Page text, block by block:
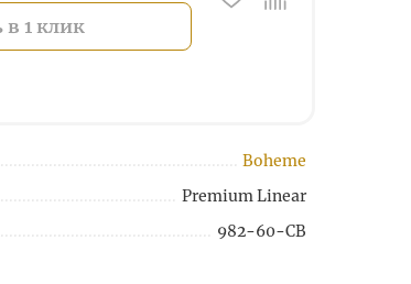
в 1 клик
Boheme
Premium Linear
982-60-CB